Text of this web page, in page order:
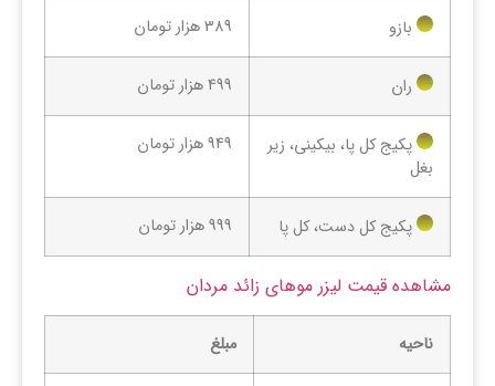
بازو 389 هزار تومان
ران 499 هزار تومان
پکیج کل پا، بیکینی، زیر
بغل
949 هزار تومان
پکیج کل دست، کل پا 999 هزار تومان
مشاهده قیمت لیزر موهای زائد مردان
ناحیه مبلغ